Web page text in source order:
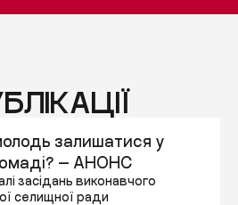
залишатися у
— АНОНС
засідань виконавчого
селищної ради